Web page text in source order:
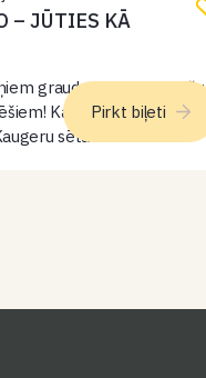
– JŪTIES KĀ
graudus berza? Lībiešu
Kaugeru sētā –
sēta – Pabaro
Pirkt biļeti